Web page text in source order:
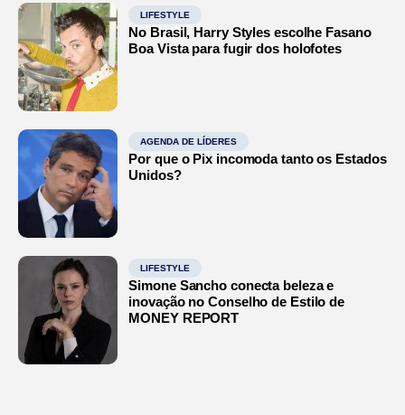
LIFESTYLE
No Brasil, Harry Styles escolhe Fasano
Boa Vista para fugir dos holofotes
AGENDA DE LÍDERES
Por que o Pix incomoda tanto os Estados
Unidos?
LIFESTYLE
Simone Sancho conecta beleza e
inovação no Conselho de Estilo de
MONEY REPORT